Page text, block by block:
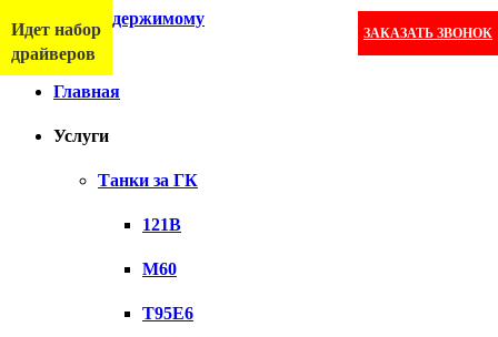
Перейти к содержимому
ЗАКАЗАТЬ ЗВОНОК
Меню
Главная
Услуги
Танки за ГК
121B
M60
T95E6
Идет набор
драйверов